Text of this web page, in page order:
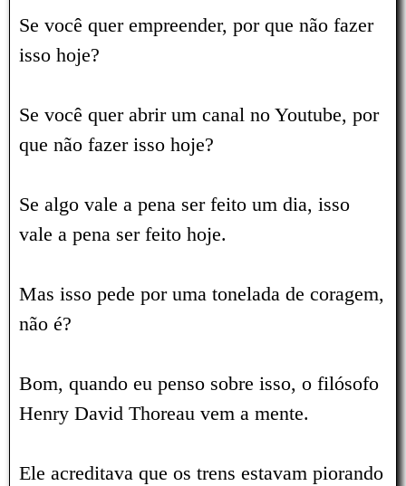
Se você quer empreender, por que não fazer
isso hoje?
Se você quer abrir um canal no Youtube, por
que não fazer isso hoje?
Se algo vale a pena ser feito um dia, isso
vale a pena ser feito hoje.
Mas isso pede por uma tonelada de coragem,
não é?
Bom, quando eu penso sobre isso, o filósofo
Henry David Thoreau vem a mente.
Ele acreditava que os trens estavam piorando